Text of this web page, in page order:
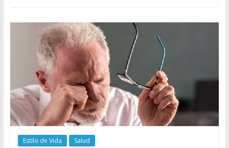
Estilo de Vida Salud